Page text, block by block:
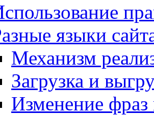
языки
Механизм
Загрузка и
Изменение